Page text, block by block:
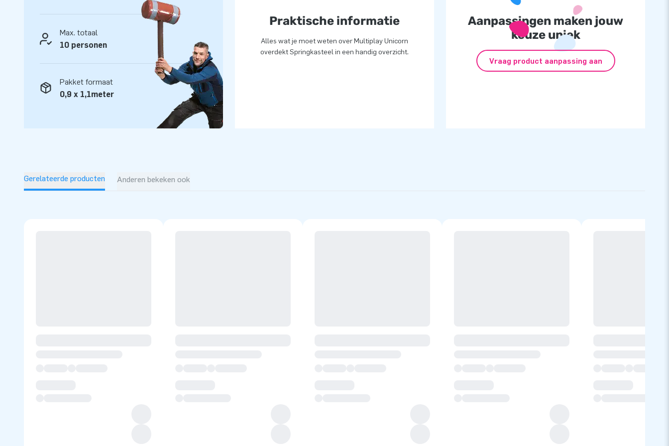
Max. totaal
10 personen
Pakket formaat
0,9 x 1,1meter
Praktische informatie
Alles wat je moet weten over Multiplay Unicorn
overdekt Springkasteel in een handig overzicht.
Aanpassingen maken jouw
keuze uniek
Vraag product aanpassing aan
Gerelateerde producten Anderen bekeken ook